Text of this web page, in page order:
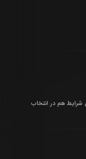
شرایط هم در انتخاب